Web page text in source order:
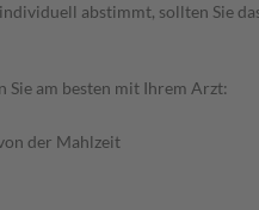
abstimmt, sollten Sie
Sie am besten mit Ihrem Arzt:
der Mahlzeit